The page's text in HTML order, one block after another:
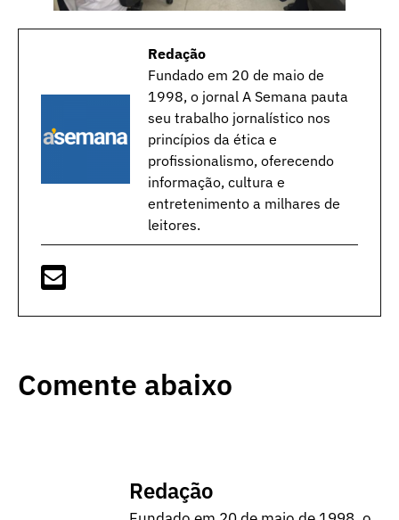
Redação
Fundado em 20 de maio de
1998, o jornal A Semana pauta
seu trabalho jornalístico nos
princípios da ética e
profissionalismo, oferecendo
informação, cultura e
entretenimento a milhares de
leitores.
Comente abaixo
Redação